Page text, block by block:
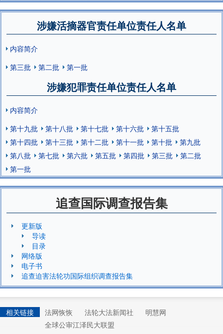
涉嫌活摘器官责任单位责任人名单
内容简介
第三批
第二批 第一批
涉嫌犯罪责任单位责任人名单
内容简介
第十九批
第十八批 第十七批 第十六批
第十五批
第十四批
第十三批 第十二批 第十一批 第十批
第九批
第八批
第七批 第六批 第五批 第四批 第三批
第二批
第一批
追查国际调查报告集
更新版
导读
目录
网络版
电子书
追查迫害法轮功国际组织调查报告集
相关链接 法网恢恢 法轮大法新闻社
明慧网
全球公审江泽民大联盟